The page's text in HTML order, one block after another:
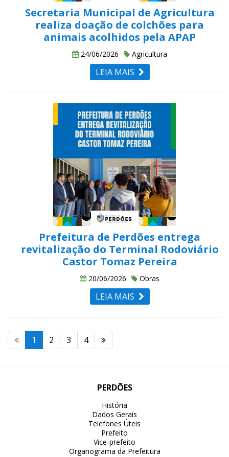
Secretaria Municipal de Agricultura
realiza doação de colchões para
animais acolhidos pela APAP
24/06/2026 Agricultura
LEIA MAIS
Prefeitura de Perdões entrega
revitalização do Terminal Rodoviário
Castor Tomaz Pereira
20/06/2026 Obras
LEIA MAIS
1 2 3 4
PERDÕES
História
Dados Gerais
Telefones Úteis
Prefeito
Vice-prefeito
Organograma da Prefeitura